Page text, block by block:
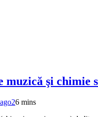
şi chimie
26 mins